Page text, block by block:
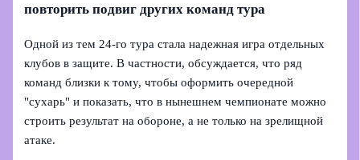
повторить подвиг других команд тура
Одной из тем 24-го тура стала надежная игра отдельных
клубов в защите. В частности, обсуждается, что ряд
команд близки к тому, чтобы оформить очередной
"сухарь" и показать, что в нынешнем чемпионате можно
строить результат на обороне, а не только на зрелищной
атаке.